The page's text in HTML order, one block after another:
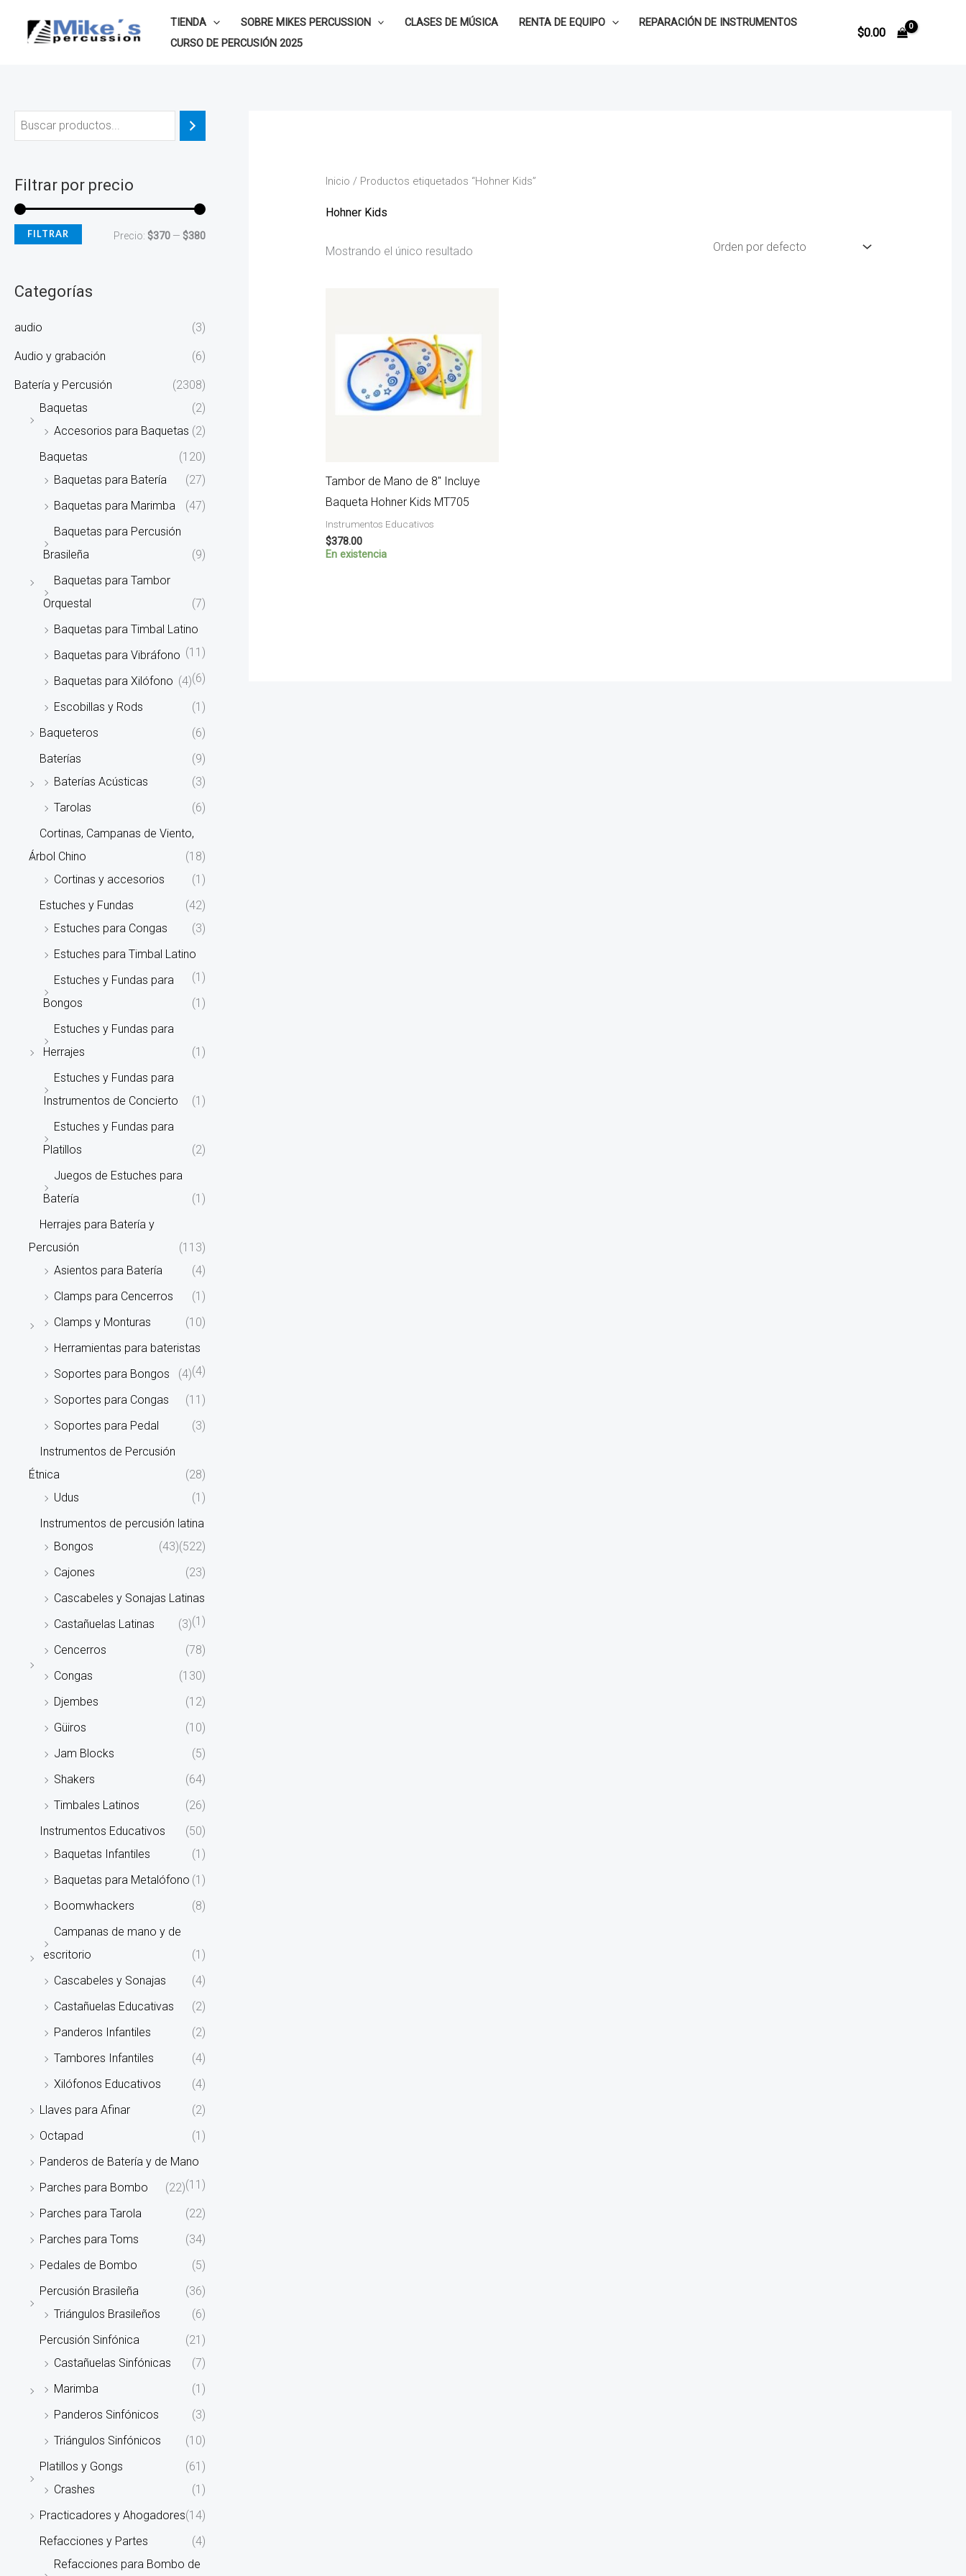
TIENDA SOBRE MIKES PERCUSSION CLASES DE MÚSICA RENTA DE EQUIPO
REPARACIÓN DE INSTRUMENTOS
CURSO DE PERCUSIÓN 2025
$0.00
Filtrar por precio
FILTRAR Precio: $370 — $380
Categorías
audio (3)
Audio y grabación (6)
Batería y Percusión
(2308)
Baquetas
(2)
Accesorios para Baquetas (2)
Baquetas
(120)
Baquetas para Batería
(27)
Baquetas para Marimba
(47)
Baquetas para Percusión
Brasileña
(9)
Baquetas para Tambor
Orquestal
(7)
Baquetas para Timbal Latino
(11)
Baquetas para Vibráfono
(6)
Baquetas para Xilófono (4)
Escobillas y Rods
(1)
Baqueteros
(6)
Baterías
(9)
Baterías Acústicas
(3)
Tarolas
(6)
Cortinas, Campanas de Viento,
Árbol Chino
(18)
Cortinas y accesorios
(1)
Estuches y Fundas
(42)
Estuches para Congas
(3)
Estuches para Timbal Latino
(1)
Estuches y Fundas para
Bongos
(1)
Estuches y Fundas para
Herrajes
(1)
Estuches y Fundas para
Instrumentos de Concierto
(1)
Estuches y Fundas para
Platillos
(2)
Juegos de Estuches para
Batería
(1)
Herrajes para Batería y
Percusión
(113)
Asientos para Batería
(4)
Clamps para Cencerros
(1)
Clamps y Monturas
(10)
Herramientas para bateristas
(4)
Soportes para Bongos
(4)
Soportes para Congas
(11)
Soportes para Pedal
(3)
Instrumentos de Percusión
Étnica
(28)
Udus
(1)
Instrumentos de percusión latina
(522)
Bongos
(43)
Cajones
(23)
Cascabeles y Sonajas Latinas
(1)
Castañuelas Latinas
(3)
Cencerros
(78)
Congas
(130)
Djembes
(12)
Güiros
(10)
Jam Blocks
(5)
Shakers
(64)
Timbales Latinos
(26)
Instrumentos Educativos
(50)
Baquetas Infantiles
(1)
Baquetas para Metalófono (1)
Boomwhackers
(8)
Campanas de mano y de
escritorio
(1)
Cascabeles y Sonajas
(4)
Castañuelas Educativas
(2)
Panderos Infantiles
(2)
Tambores Infantiles
(4)
Xilófonos Educativos
(4)
Llaves para Afinar
(2)
Octapad
(1)
Panderos de Batería y de Mano
(11)
Parches para Bombo
(22)
Parches para Tarola
(22)
Parches para Toms
(34)
Pedales de Bombo
(5)
Percusión Brasileña
(36)
Triángulos Brasileños
(6)
Percusión Sinfónica
(21)
Castañuelas Sinfónicas
(7)
Marimba
(1)
Panderos Sinfónicos
(3)
Triángulos Sinfónicos
(10)
Platillos y Gongs
(61)
Crashes
(1)
Practicadores y Ahogadores(14)
Refacciones y Partes
(4)
Refacciones para Bombo de
Inicio / Productos etiquetados “Hohner Kids”
Hohner Kids
Mostrando el único resultado
Tambor de Mano de 8″ Incluye
Baqueta Hohner Kids MT705
Instrumentos Educativos
$378.00
En existencia